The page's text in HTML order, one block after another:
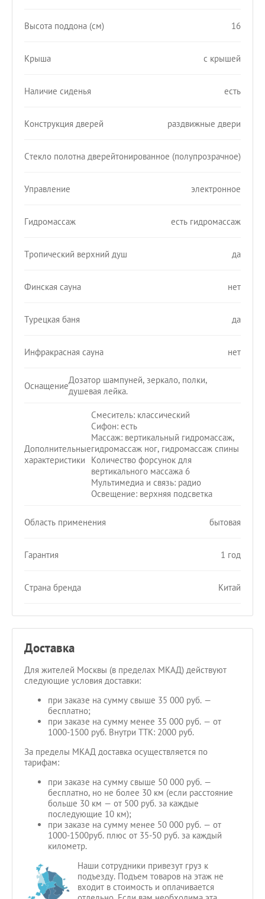
Высота поддона (см) 16
Крыша с крышей
Наличие сиденья есть
Конструкция дверей раздвижные двери
Стекло полотна дверейтонированное (полупрозрачное)
Управление электронное
Гидромассаж есть гидромассаж
Тропический верхний душ да
Финская сауна нет
Турецкая баня да
Инфракрасная сауна нет
ОснащениеДозатор шампуней, зеркало, полки,
душевая лейка.
Дополнительные
характеристики
Смеситель: классический
Сифон: есть
Массаж: вертикальный гидромассаж,
гидромассаж ног, гидромассаж спины
Количество форсунок для
вертикального массажа 6
Мультимедиа и связь: радио
Освещение: верхняя подсветка
Область применения бытовая
Гарантия 1 год
Страна бренда Китай
Доставка
Для жителей Москвы (в пределах МКАД) действуют
следующие условия доставки:
при заказе на сумму свыше 35 000 руб. —
бесплатно;
при заказе на сумму менее 35 000 руб. — от
1000-1500 руб. Внутри ТТК: 2000 руб.
За пределы МКАД доставка осуществляется по
тарифам:
при заказе на сумму свыше 50 000 руб. —
бесплатно, но не более 30 км (если расстояние
больше 30 км — от 500 руб. за каждые
последующие 10 км);
при заказе на сумму менее 50 000 руб. — от
1000-1500руб. плюс от 35-50 руб. за каждый
километр.
Наши сотрудники привезут груз к
подъезду. Подъем товаров на этаж не
входит в стоимость и оплачивается